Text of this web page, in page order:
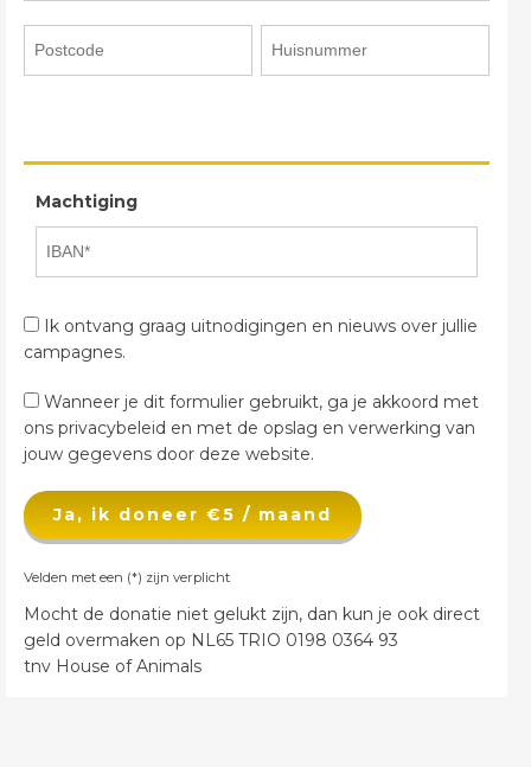
Machtiging
Ik ontvang graag uitnodigingen en nieuws over jullie
campagnes.
Wanneer je dit formulier gebruikt, ga je akkoord met
ons privacybeleid en met de opslag en verwerking van
jouw gegevens door deze website.
Ja, ik doneer €5 / maand
Velden met een (*) zijn verplicht
Mocht de donatie niet gelukt zijn, dan kun je ook direct
geld overmaken op NL65 TRIO 0198 0364 93
tnv House of Animals